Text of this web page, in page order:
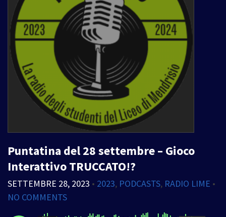
Puntatina del 28 settembre – Gioco
Interattivo TRUCCATO!?
SETTEMBRE 28, 2023 • 2023, PODCASTS, RADIO LIME •
NO COMMENTS